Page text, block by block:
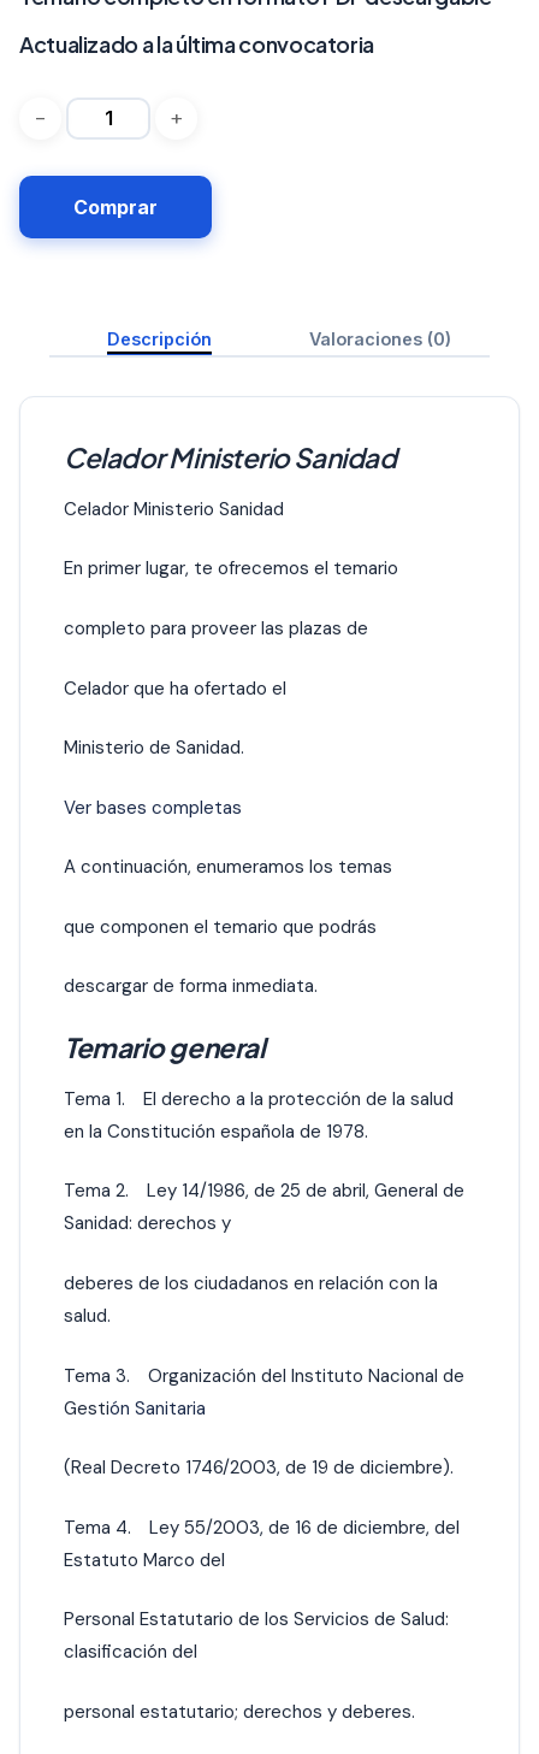
Actualizado a la última convocatoria
Comprar
Descripción Valoraciones (0)
Celador Ministerio Sanidad
Celador Ministerio Sanidad
En primer lugar, te ofrecemos el temario
completo para proveer las plazas de
Celador que ha ofertado el
Ministerio de Sanidad.
Ver bases completas
A continuación, enumeramos los temas
que componen el temario que podrás
descargar de forma inmediata.
Temario general
Tema 1. El derecho a la protección de la salud
en la Constitución española de 1978.
Tema 2. Ley 14/1986, de 25 de abril, General de
Sanidad: derechos y
deberes de los ciudadanos en relación con la
salud.
Tema 3. Organización del Instituto Nacional de
Gestión Sanitaria
(Real Decreto 1746/2003, de 19 de diciembre).
Tema 4. Ley 55/2003, de 16 de diciembre, del
Estatuto Marco del
Personal Estatutario de los Servicios de Salud:
clasificación del
personal estatutario; derechos y deberes.